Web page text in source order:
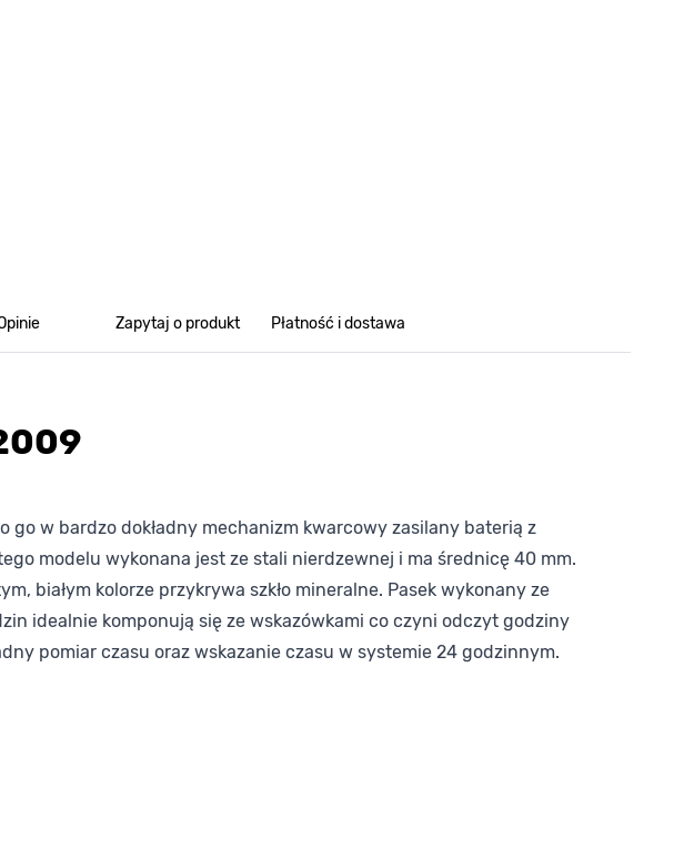
Zapytaj o produkt Płatność i dostawa
go w bardzo dokładny mechanizm kwarcowy zasilany baterią z
modelu wykonana jest ze stali nierdzewnej i ma średnicę 40 mm.
białym kolorze przykrywa szkło mineralne. Pasek wykonany ze
idealnie komponują się ze wskazówkami co czyni odczyt godziny
pomiar czasu oraz wskazanie czasu w systemie 24 godzinnym.